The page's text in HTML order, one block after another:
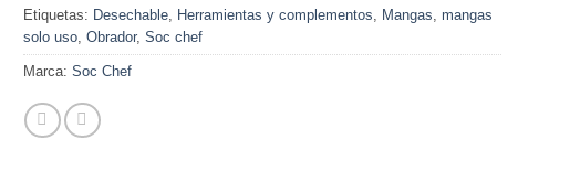
Etiquetas: Desechable, Herramientas y complementos Mangas mangas
solo uso, Obrador, Soc chef
Marca: Soc Chef